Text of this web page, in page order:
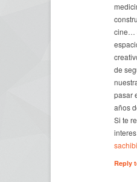
cine…
de
pasar
años
Si te
Reply